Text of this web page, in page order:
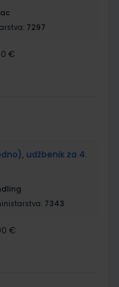
7297
€
udžbenik za 4.
7343
€